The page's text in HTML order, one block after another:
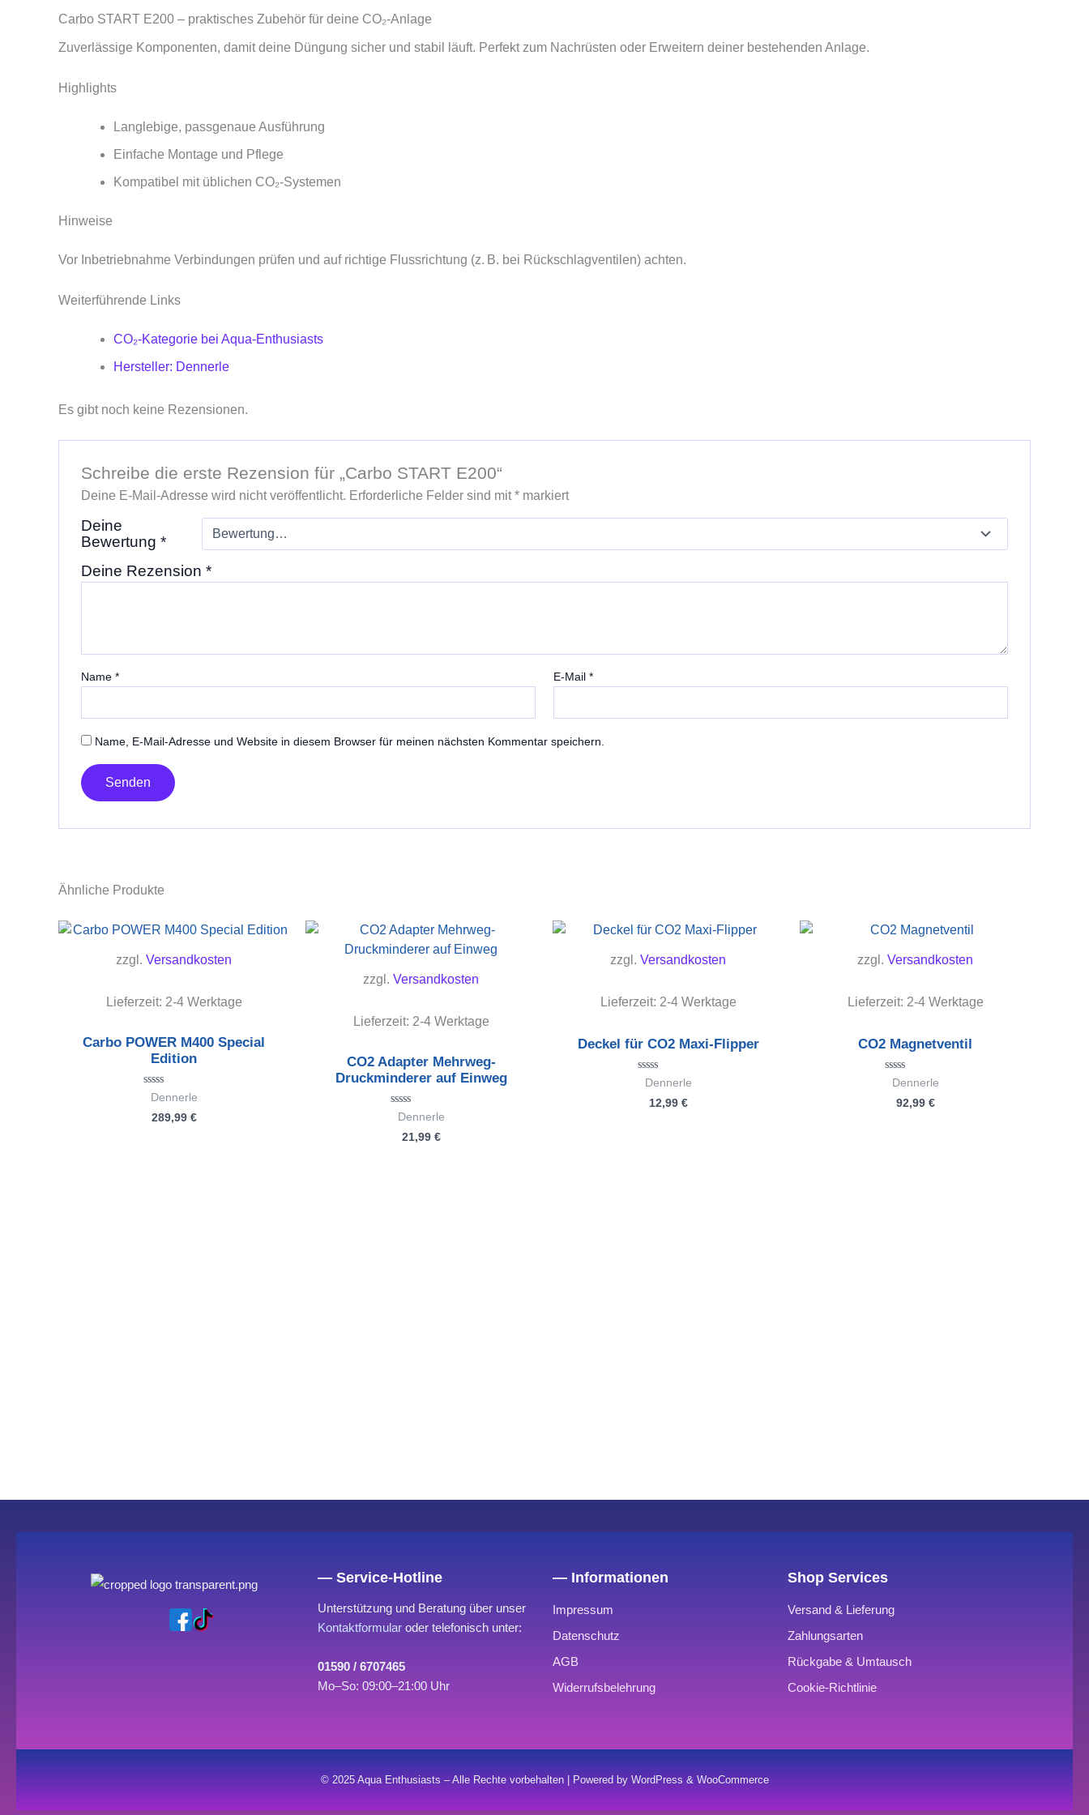
Carbo START E200 – praktisches Zubehör für deine CO₂‑Anlage
Zuverlässige Komponenten, damit deine Düngung sicher und stabil läuft. Perfekt zum Nachrüsten oder Erweitern deiner bestehenden Anlage.
Highlights
Langlebige, passgenaue Ausführung
Einfache Montage und Pflege
Kompatibel mit üblichen CO₂‑Systemen
Hinweise
Vor Inbetriebnahme Verbindungen prüfen und auf richtige Flussrichtung (z. B. bei Rückschlagventilen) achten.
Weiterführende Links
CO₂‑Kategorie bei Aqua‑Enthusiasts
Hersteller: Dennerle
Es gibt noch keine Rezensionen.
Schreibe die erste Rezension für „Carbo START E200“
Deine E-Mail-Adresse wird nicht veröffentlicht. Erforderliche Felder sind mit*markiert
Deine
Bewertung *
Deine Rezension *
Name * E-Mail*
Name, E-Mail-Adresse und Website in diesem Browser für meinen nächsten Kommentar speichern.
Ähnliche Produkte
zzgl. Versandkosten
Lieferzeit: 2-4 Werktage
Carbo POWER M400 Special
Edition
Bewertet
Dennerle
289,99 €
zzgl. Versandkosten
Lieferzeit: 2-4 Werktage
CO2 Adapter Mehrweg-
Druckminderer auf Einweg
Bewertet
Dennerle
21,99 €
zzgl. Versandkosten
Lieferzeit: 2-4 Werktage
Deckel für CO2 Maxi-Flipper
Bewertet
Dennerle
12,99 €
zzgl. Versandkosten
Lieferzeit: 2-4 Werktage
CO2 Magnetventil
Bewertet
Dennerle
92,99 €
— Service-Hotline
Unterstützung und Beratung über unser
Kontaktformular oder telefonisch unter:
01590 / 6707465
Mo–So: 09:00–21:00 Uhr
— Informationen
Impressum
Datenschutz
AGB
Widerrufsbelehrung
Shop Services
Versand & Lieferung
Zahlungsarten
Rückgabe & Umtausch
Cookie-Richtlinie
© 2025 Aqua Enthusiasts – Alle Rechte vorbehalten | Powered by WordPress & WooCommerce